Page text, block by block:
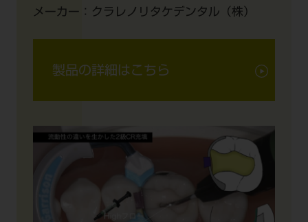
メーカー： クラレノリタケデンタル（株）
製品の詳細はこちら